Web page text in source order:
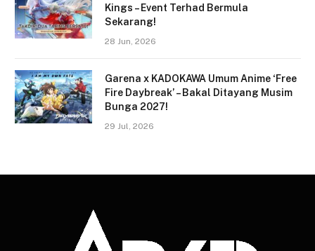
Kings – Event Terhad Bermula
Sekarang!
28 Jun, 2026
Garena x KADOKAWA Umum Anime ‘Free
Fire Daybreak’ – Bakal Ditayang Musim
Bunga 2027!
29 Jul, 2026